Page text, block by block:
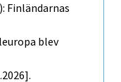
Finländarnas
blev